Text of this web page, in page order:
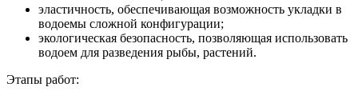
эластичность, обеспечивающая возможность укладки в
водоемы сложной конфигурации;
экологическая безопасность, позволяющая использовать
водоем для разведения рыбы, растений.
Этапы работ: